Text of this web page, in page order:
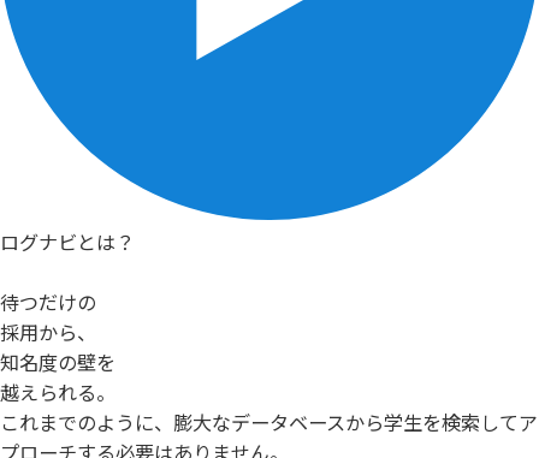
ログナビとは？
待つだけの
採用から、
知名度の壁を
越えられる。
これまでのように、膨大なデータベースから学生を検索してア